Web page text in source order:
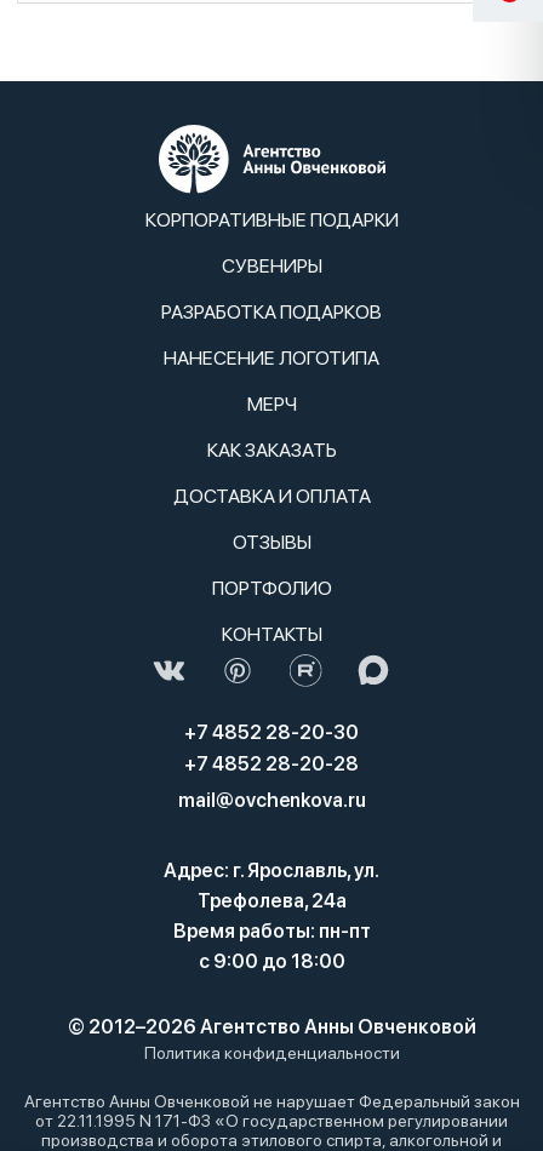
КОРПОРАТИВНЫЕ ПОДАРКИ
СУВЕНИРЫ
РАЗРАБОТКА ПОДАРКОВ
НАНЕСЕНИЕ ЛОГОТИПА
МЕРЧ
КАК ЗАКАЗАТЬ
ДОСТАВКА И ОПЛАТА
ОТЗЫВЫ
ПОРТФОЛИО
КОНТАКТЫ
+7 4852 28-20-30
+7 4852 28-20-28
mail@ovchenkova.ru
Адрес: г. Ярославль, ул.
Трефолева, 24а
Время работы: пн-пт
с 9:00 до 18:00
Политика конфиденциальности
© 2012–2026 Агентство Анны Овченковой
Агентство Анны Овченковой не нарушает Федеральный закон
от 22.11.1995 N 171-ФЗ «О государственном регулировании
производства и оборота этилового спирта, алкогольной и